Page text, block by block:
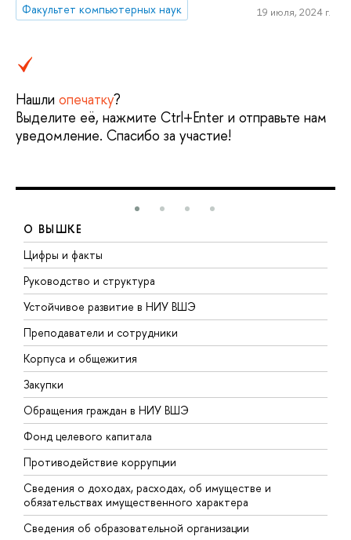
Факультет компьютерных наук
19 июля, 2024 г.
Нашли опечатку?
Выделите её, нажмите Ctrl+Enter и отправьте нам
уведомление. Спасибо за участие!
О ВЫШКЕ
Цифры и факты
Руководство и структура
Устойчивое развитие в НИУ ВШЭ
Преподаватели и сотрудники
Корпуса и общежития
Закупки
Обращения граждан в НИУ ВШЭ
Фонд целевого капитала
Противодействие коррупции
Сведения о доходах, расходах, об имуществе и
обязательствах имущественного характера
Сведения об образовательной организации